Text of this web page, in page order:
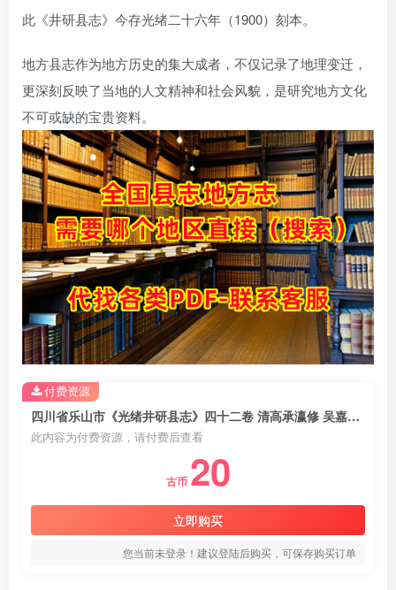
此《井研县志》今存光绪二十六年（1900）刻本。
地方县志作为地方历史的集大成者，不仅记录了地理变迁，
更深刻反映了当地的人文精神和社会风貌，是研究地方文化
不可或缺的宝贵资料。
四川省乐山市《光绪井研县志》四十二卷 清高承瀛修 吴嘉谟 龚煦春纂PDF电子版地方志下载
此内容为付费资源，请付费后查看
古币 20
立即购买
您当前未登录！建议登陆后购买，可保存购买订单
付费资源